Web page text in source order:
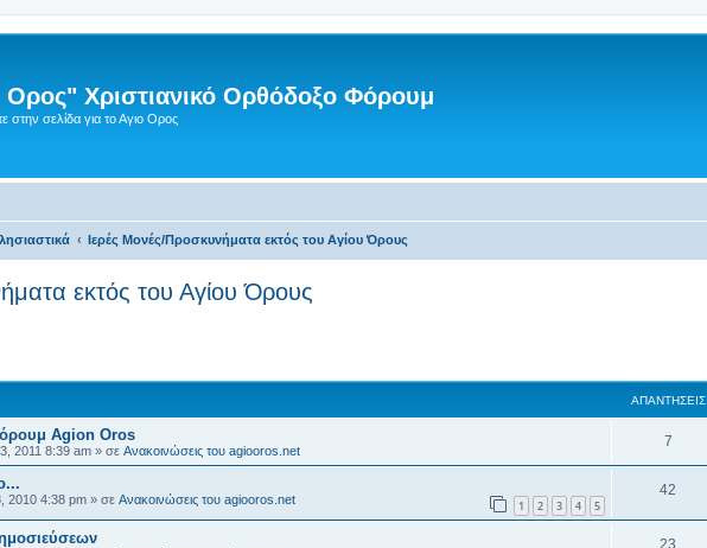
Ορος" Χριστιανικό Ορθόδοξο Φόρουμ
στην σελίδα για το Αγιο Ορος
Ιερές Μονές/Προσκυνήματα εκτός του Αγίου Όρους
εκτός του Αγίου Όρους
ΑΠΑΝΤΉΣΕΙΣ
Agion Oros
2011 8:39 am » σε Ανακοινώσεις του agiooros.net
7
2010 4:38 pm » σε Ανακοινώσεις του agiooros.net 1 2 3 4 5
42
23